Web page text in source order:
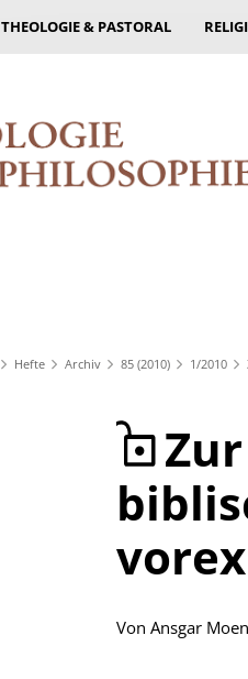
THEOLOGIE & PASTORAL
Hefte Archiv 85 (2010) 1/2010
Von Ansgar